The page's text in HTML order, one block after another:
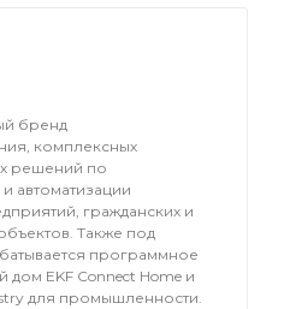
бренд
комплексных
решений по
автоматизации
гражданских и
Также под
программное
EKF Connect Home и
для промышленности.